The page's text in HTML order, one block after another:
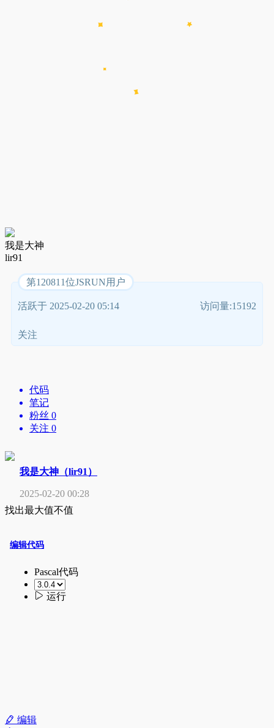
我是大神
lir91
第120811位JSRUN用户
活跃于 2025-02-20 05:14 访问量:15192
关注
代码
笔记
粉丝 0
关注 0
我是大神（lir91）
2025-02-20 00:28
找出最大值不值
编辑